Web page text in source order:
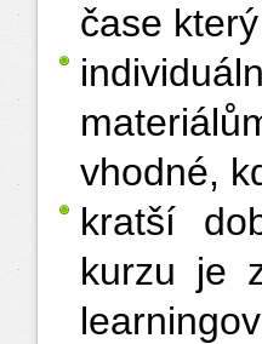
čase
vhodné,
kratší
kurzu je